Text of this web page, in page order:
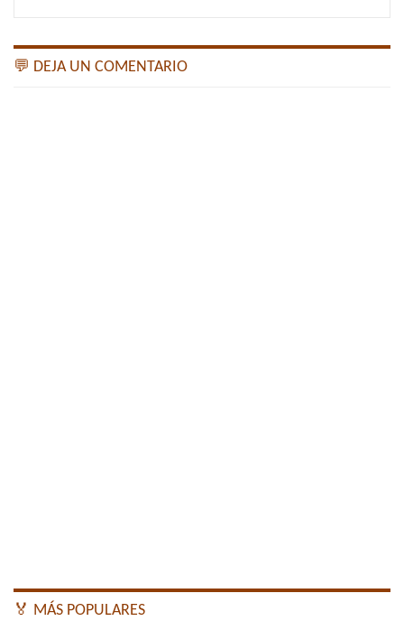
💬 DEJA UN COMENTARIO
🏅 MÁS POPULARES